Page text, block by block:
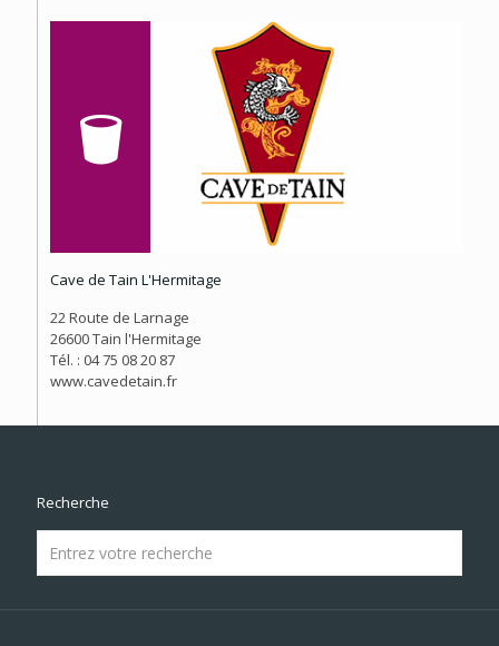
Cave de Tain L'Hermitage
22 Route de Larnage
26600 Tain l'Hermitage
Tél. : 04 75 08 20 87
www.cavedetain.fr
Recherche